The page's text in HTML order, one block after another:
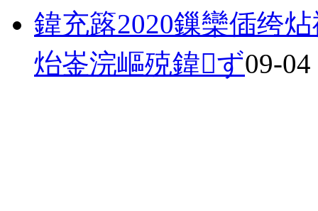
鍏充簬2020鏁欒偛绔
炲崟浣嶇殑鍏ず09-04